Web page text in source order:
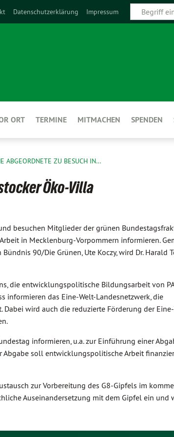
Datenschutzerklärung Impressum
ORT TERMINE MITMACHEN SPENDEN
ABGEORDNETE ZU BESUCH IN…
Öko-Villa
besuchen Mitglieder der grünen
in Mecklenburg-Vorpommern informieren.
90/Die Grünen, Ute Koczy, wird Dr. Harald
die entwicklungspolitische Bildungsarbeit von
informieren das Eine-Welt-Landesnetzwerk, die
wird auch die reduzierte Förderung der
informieren, u.a. zur Einführung einer
Abgabe soll entwicklungspolitische Arbeit
zur Vorbereitung des G8-Gipfels im
Auseinandersetzung mit dem Gipfel ein und